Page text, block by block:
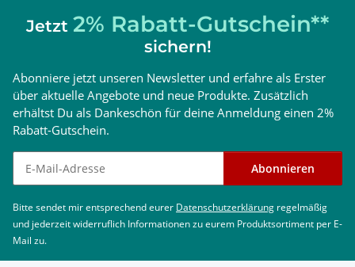
und Sicherstellung der erforderlichen Mindest-
Umlaufmenge im Wärmepumpen Kreis
Eingebautes 4/3-Wege-Ventil
Heizen/Trinkwassererwärmung/Bypass
Eingebaute Hocheffizienz-Umwälzpumpe für den
Sekundärkreis/Heiz-/Kühlkreis 1
Eingebauter Heizwasser-Durchlauferhitzer
Eingebauter Pufferspeicher 16 l
Witterungsgeführte Wärmepumpenregelung mit
Außentemperatursensor
Volumenstromsensor
Wandhalterung, Standard-Anschlussrohre
Jetzt 2% Rabatt-Gutschein**
sichern!
Abonniere jetzt unseren Newsletter und erfahre als Erster
über aktuelle Angebote und neue Produkte. Zusätzlich
erhältst Du als Dankeschön für deine Anmeldung einen 2%
Rabatt-Gutschein.
Newsletter abonnieren Abonnieren
Bitte sendet mir entsprechend eurer Datenschutzerklärung regelmäßig
und jederzeit widerruflich Informationen zu eurem Produktsortiment per E-
Mail zu.